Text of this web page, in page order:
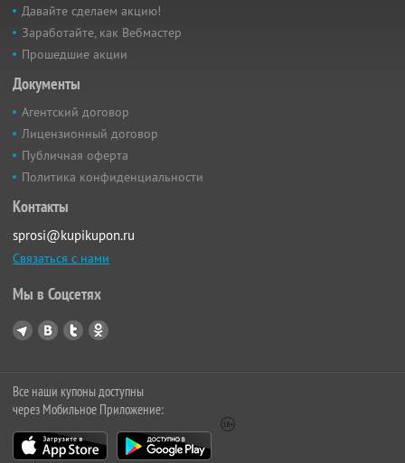
Давайте сделаем акцию!
Заработайте, как Вебмастер
Прошедшие акции
Документы
Агентский договор
Лицензионный договор
Публичная оферта
Политика конфиденциальности
Контакты
sprosi@kupikupon.ru
Связаться с нами
Мы в Соцсетях
Все наши купоны доступны
через Мобильное Приложение: